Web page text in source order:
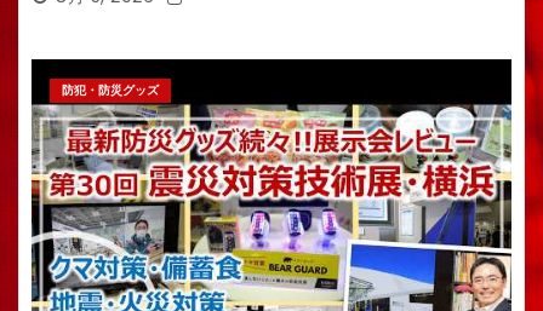
防犯・防災グッズ